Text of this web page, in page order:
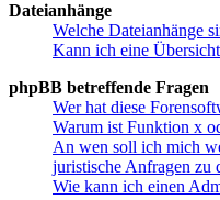
Dateianhänge
Welche Dateianhänge
Kann ich eine
phpBB betreffende Fragen
Wer hat diese
Warum ist Funktion x
An wen soll ich mich
juristische Anfragen zu
Wie kann ich einen